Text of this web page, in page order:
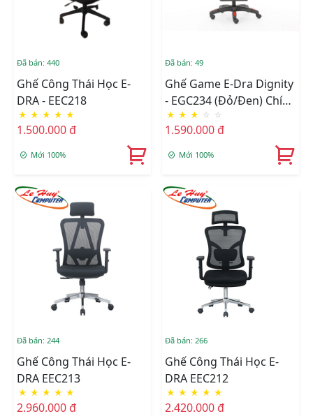
Đã bán: 440
Ghế Công Thái Học E-
DRA - EEC218
★ ★ ★ ★ ★
1.500.000 đ
Mới 100%
Đã bán: 49
Ghế Game E-Dra Dignity
- EGC234 (Đỏ/Đen) Chính
Hãng
★ ★ ★ ☆ ☆
1.590.000 đ
Mới 100%
Đã bán: 244
Ghế Công Thái Học E-
DRA EEC213
★ ★ ★ ★ ★
2.960.000 đ
Đã bán: 266
Ghế Công Thái Học E-
DRA EEC212
★ ★ ★ ★ ★
2.420.000 đ